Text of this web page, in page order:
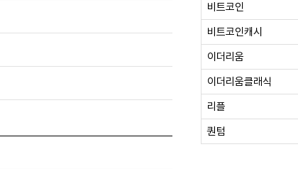
비트코인
비트코인캐시
이더리움
이더리움클래식
리플
퀀텀